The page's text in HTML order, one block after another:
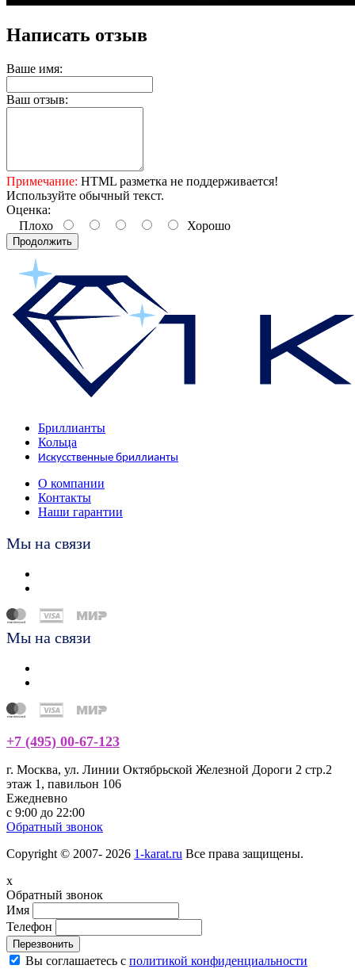
Написать отзыв
Ваше имя:
Ваш отзыв:
Примечание: HTML разметка не поддерживается!
Используйте обычный текст.
Оценка:
Плохо
Хорошо
Продолжить
Бриллианты
Кольца
Искусственные бриллианты
О компании
Контакты
Наши гарантии
Мы на связи
Мы на связи
+7 (495) 00-67-123
г. Москва, ул. Линии Октябрьской Железной Дороги 2 стр.2
этаж 1, павильон 106
Ежедневно
с 9:00 до 22:00
Обратный звонок
Copyright © 2007- 2026 1-karat.ru Все права защищены.
x
Обратный звонок
Имя
Телефон
Перезвонить
Вы соглашаетесь с политикой конфиденциальности